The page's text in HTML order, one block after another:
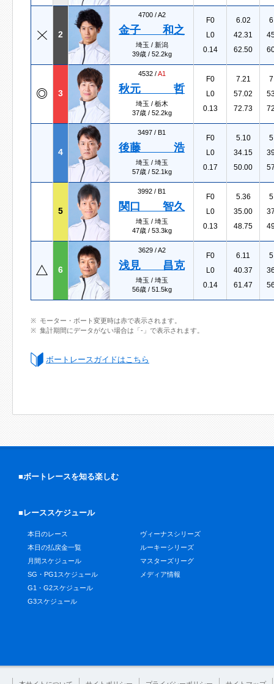
2
4700 /A2
金子 和之
埼玉 / 新潟
39歳 / 52.2kg
F0
L0
0.14
6.02
42.31
62.50
3
4532 /A1
秋元 哲
埼玉 / 栃木
37歳 / 52.2kg
F0
L0
0.13
7.21
57.02
72.73
4
3497 / B1
後藤 浩
埼玉 / 埼玉
57歳 / 52.1kg
F0
L0
0.17
5.10
34.15
50.00
5
3992 / B1
関口 智久
埼玉 / 埼玉
47歳 / 53.3kg
F0
L0
0.13
5.36
35.00
48.75
6
3629 /A2
浅見 昌克
埼玉 / 埼玉
56歳 / 51.5kg
F0
L0
0.14
6.11
40.37
61.47
モーター・ボート変更時は赤で表示されます。
集計期間にデータがない場合は「-」で表示されます。
ボートレースガイドはこちら
■ボートレースを知る楽しむ
■レーススケジュール
本日のレース
本日の払戻金一覧
月間スケジュール
SG・PG1スケジュール
G1・G2スケジュール
G3スケジュール
ヴィーナスシリーズ
ルーキーシリーズ
マスターズリーグ
メディア情報